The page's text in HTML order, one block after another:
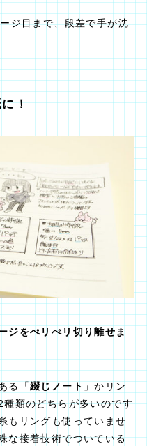
ジ目まで、段差で手が沈
！
ジをぺリぺリ切り離せま
る「綴じノート 」かリン
種類のどちらが多いのです
もリングも使っていませ
な接着技術でついている